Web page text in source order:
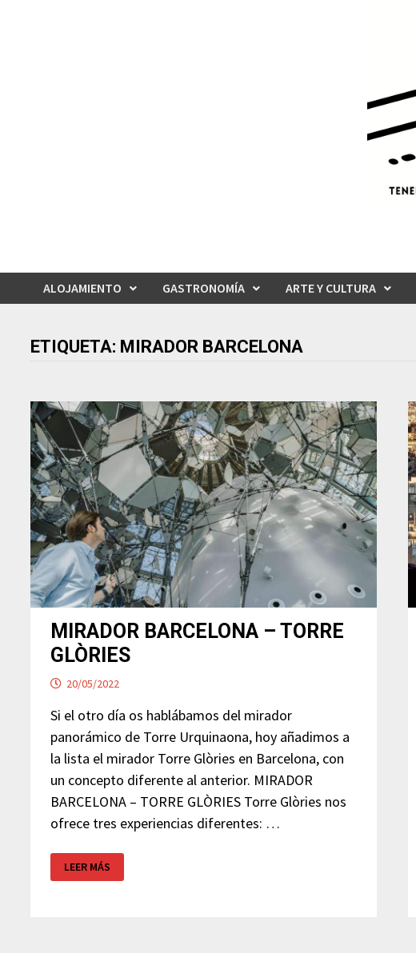
ALOJAMIENTO GASTRONOMÍA ARTE Y CULTURA
ETIQUETA: MIRADOR BARCELONA
MIRADOR BARCELONA – TORRE
GLÒRIES
20/05/2022
Si el otro día os hablábamos del mirador
panorámico de Torre Urquinaona, hoy añadimos a
la lista el mirador Torre Glòries en Barcelona, con
un concepto diferente al anterior. MIRADOR
BARCELONA – TORRE GLÒRIES Torre Glòries nos
ofrece tres experiencias diferentes: …
MIRADOR
BARCELONA
–
LEER MÁS